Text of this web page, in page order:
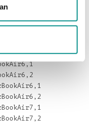
/ MacBookPro12,1
MacBookPro11,4